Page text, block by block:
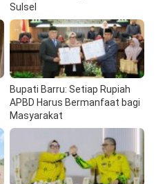
Sulsel
Bupati Barru: Setiap Rupiah
APBD Harus Bermanfaat bagi
Masyarakat